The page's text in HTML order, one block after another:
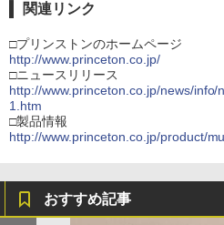
関連リンク
□プリンストンのホームページ
http://www.princeton.co.jp/
□ニュースリリース
http://www.princeton.co.jp/news/
1.htm
□製品情報
http://www.princeton.co.jp/product/
おすすめ記事